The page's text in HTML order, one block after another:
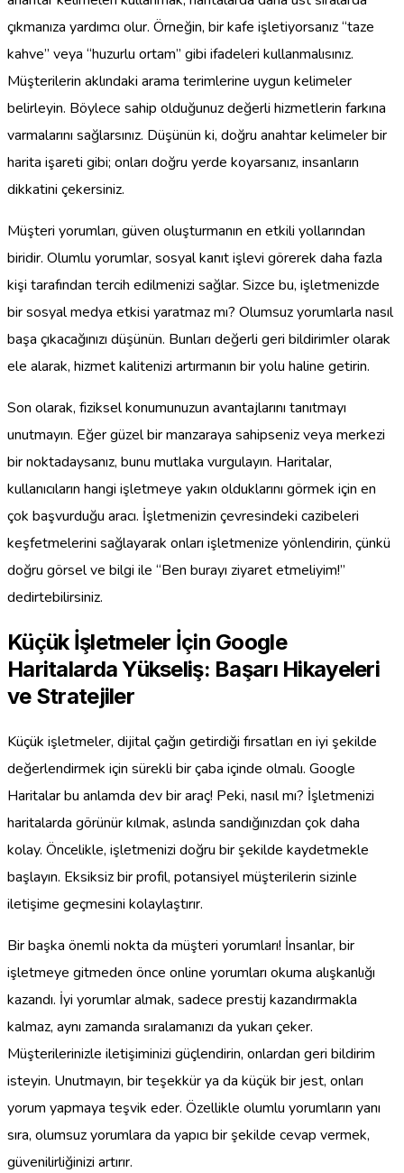
çıkmanıza yardımcı olur. Örneğin, bir kafe işletiyorsanız “taze
kahve” veya “huzurlu ortam” gibi ifadeleri kullanmalısınız.
Müşterilerin aklındaki arama terimlerine uygun kelimeler
belirleyin. Böylece sahip olduğunuz değerli hizmetlerin farkına
varmalarını sağlarsınız. Düşünün ki, doğru anahtar kelimeler bir
harita işareti gibi; onları doğru yerde koyarsanız, insanların
dikkatini çekersiniz.
Müşteri yorumları, güven oluşturmanın en etkili yollarından
biridir. Olumlu yorumlar, sosyal kanıt işlevi görerek daha fazla
kişi tarafından tercih edilmenizi sağlar. Sizce bu, işletmenizde
bir sosyal medya etkisi yaratmaz mı? Olumsuz yorumlarla nasıl
başa çıkacağınızı düşünün. Bunları değerli geri bildirimler olarak
ele alarak, hizmet kalitenizi artırmanın bir yolu haline getirin.
Son olarak, fiziksel konumunuzun avantajlarını tanıtmayı
unutmayın. Eğer güzel bir manzaraya sahipseniz veya merkezi
bir noktadaysanız, bunu mutlaka vurgulayın. Haritalar,
kullanıcıların hangi işletmeye yakın olduklarını görmek için en
çok başvurduğu aracı. İşletmenizin çevresindeki cazibeleri
keşfetmelerini sağlayarak onları işletmenize yönlendirin, çünkü
doğru görsel ve bilgi ile “Ben burayı ziyaret etmeliyim!”
dedirtebilirsiniz.
Küçük İşletmeler İçin Google
Haritalarda Yükseliş: Başarı Hikayeleri
ve Stratejiler
Küçük işletmeler, dijital çağın getirdiği fırsatları en iyi şekilde
değerlendirmek için sürekli bir çaba içinde olmalı. Google
Haritalar bu anlamda dev bir araç! Peki, nasıl mı? İşletmenizi
haritalarda görünür kılmak, aslında sandığınızdan çok daha
kolay. Öncelikle, işletmenizi doğru bir şekilde kaydetmekle
başlayın. Eksiksiz bir profil, potansiyel müşterilerin sizinle
iletişime geçmesini kolaylaştırır.
Bir başka önemli nokta da müşteri yorumları! İnsanlar, bir
işletmeye gitmeden önce online yorumları okuma alışkanlığı
kazandı. İyi yorumlar almak, sadece prestij kazandırmakla
kalmaz, aynı zamanda sıralamanızı da yukarı çeker.
Müşterilerinizle iletişiminizi güçlendirin, onlardan geri bildirim
isteyin. Unutmayın, bir teşekkür ya da küçük bir jest, onları
yorum yapmaya teşvik eder. Özellikle olumlu yorumların yanı
sıra, olumsuz yorumlara da yapıcı bir şekilde cevap vermek,
güvenilirliğinizi artırır.